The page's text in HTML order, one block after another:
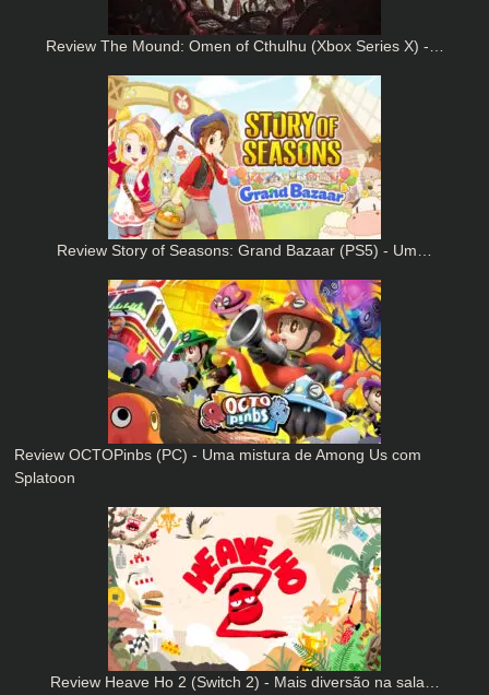
Review The Mound: Omen of Cthulhu (Xbox Series X) -…
Review Story of Seasons: Grand Bazaar (PS5) - Um…
Review OCTOPinbs (PC) - Uma mistura de Among Us com
Splatoon
Review Heave Ho 2 (Switch 2) - Mais diversão na sala…